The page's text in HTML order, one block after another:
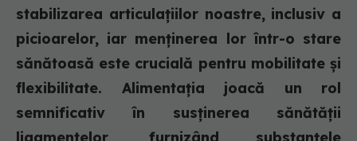
stabilizarea articulațiilor noastre, inclusiv a
picioarelor, iar menținerea lor într-o stare
sănătoasă este crucială pentru mobilitate și
flexibilitate. Alimentația joacă un rol
semnificativ în susținerea sănătății